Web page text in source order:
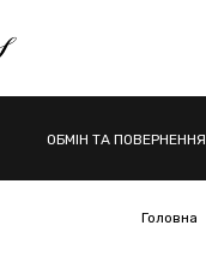
ОБМІН ТА ПОВЕРНЕННЯ
Головна